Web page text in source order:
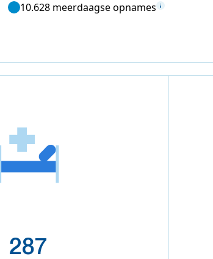
10.628 meerdaagse opnames
287